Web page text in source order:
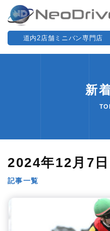
道内2店舗ミニバン専門店
新
2024年12月7日
記事一覧